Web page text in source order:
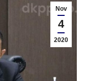
Nov
4
2020